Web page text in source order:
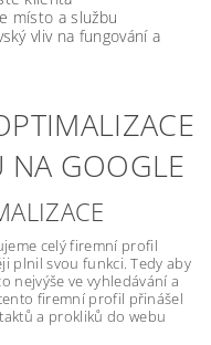
místo a službu
vliv na fungování a
NA GOOGLE
celý firemní profil
plnil svou funkci. Tedy aby
nejvýše ve vyhledávání a
firemní profil přinášel
a prokliků do webu